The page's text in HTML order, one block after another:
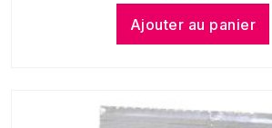
Ajouter au panier